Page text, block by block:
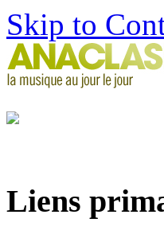
Skip to
Liens